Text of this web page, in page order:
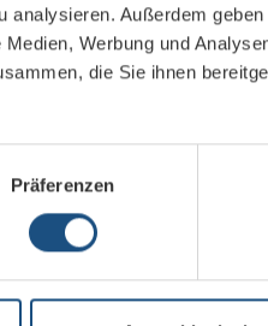
analysieren. Außerdem
Werbung und
die Sie ihnen
Präferenzen